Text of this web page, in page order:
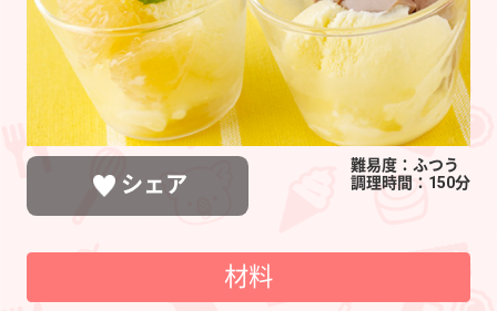
シェア
難易度：ふつう
調理時間：150分
材料